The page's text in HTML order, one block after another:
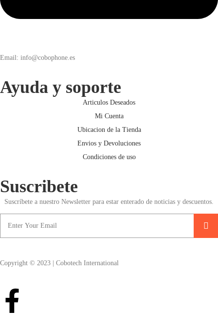
Email: info@cobophone.es
Ayuda y soporte
Articulos Deseados
Mi Cuenta
Ubicacion de la Tienda
Envios y Devoluciones
Condiciones de uso
Suscribete
Suscríbete a nuestro Newsletter para estar enterado de noticias y descuentos.
Copyright © 2023 | Cobotech International